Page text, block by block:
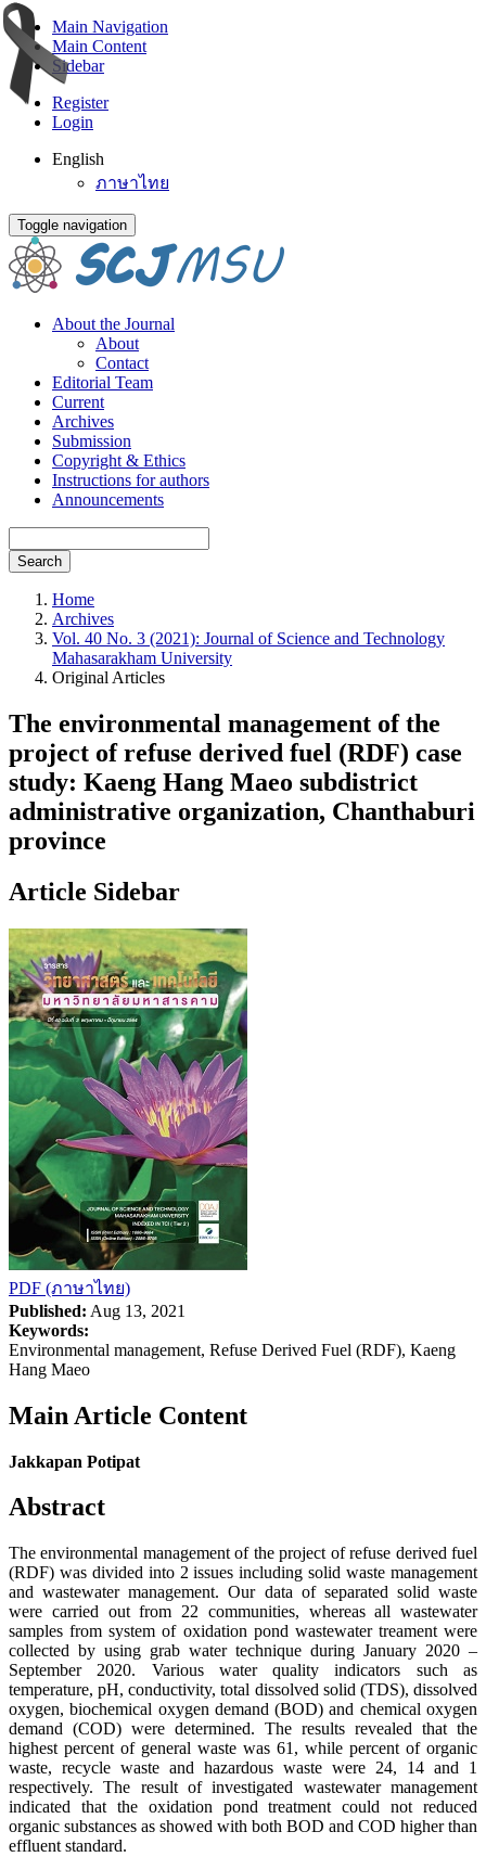
Main Navigation
Main Content
Sidebar
Register
Login
English
ภาษาไทย
Toggle navigation
About the Journal
About
Contact
Editorial Team
Current
Archives
Submission
Copyright & Ethics
Instructions for authors
Announcements
Search
Home
Archives
Vol. 40 No. 3 (2021): Journal of Science and Technology
Mahasarakham University
Original Articles
The environmental management of the
project of refuse derived fuel (RDF) case
study: Kaeng Hang Maeo subdistrict
administrative organization, Chanthaburi
province
Article Sidebar
PDF (ภาษาไทย)
Published: Aug 13, 2021
Keywords:
Environmental management, Refuse Derived Fuel (RDF), Kaeng
Hang Maeo
Main Article Content
Jakkapan Potipat
Abstract
The environmental management of the project of refuse derived fuel
(RDF) was divided into 2 issues including solid waste management
and wastewater management. Our data of separated solid waste
were carried out from 22 communities, whereas all wastewater
samples from system of oxidation pond wastewater treament were
collected by using grab water technique during January 2020 –
September 2020. Various water quality indicators such as
temperature, pH, conductivity, total dissolved solid (TDS), dissolved
oxygen, biochemical oxygen demand (BOD) and chemical oxygen
demand (COD) were determined. The results revealed that the
highest percent of general waste was 61, while percent of organic
waste, recycle waste and hazardous waste were 24, 14 and 1
respectively. The result of investigated wastewater management
indicated that the oxidation pond treatment could not reduced
organic substances as showed with both BOD and COD higher than
effluent standard.